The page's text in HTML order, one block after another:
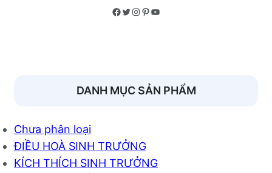
Facebook Twitter Instagram Pinterest YouTube
DANH MỤC SẢN PHẨM
Chưa phân loại
ĐIỀU HOÀ SINH TRƯỞNG
KÍCH THÍCH SINH TRƯỞNG